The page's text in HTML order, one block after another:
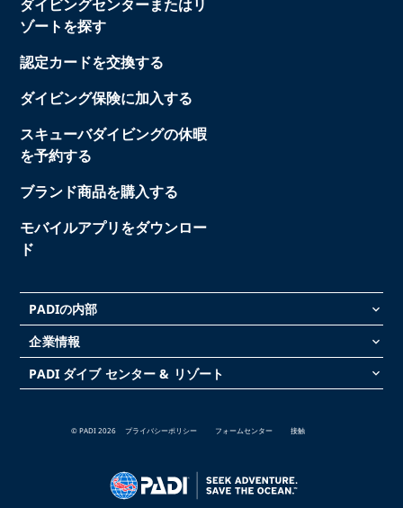
ダイビングセンターまたはリ
ゾートを探す
認定カードを交換する
ダイビング保険に加入する
スキューバダイビングの休暇
を予約する
ブランド商品を購入する
モバイルアプリをダウンロー
ド
PADIの内部 keyboard_arrow_down
企業情報 keyboard_arrow_down
PADI ダイブ センター & リゾート keyboard_arrow_down
© PADI 2026 プライバシーポリシー フォームセンター 接触